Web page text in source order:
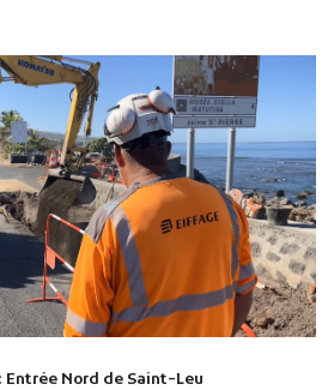
Entrée Nord de Saint-Leu